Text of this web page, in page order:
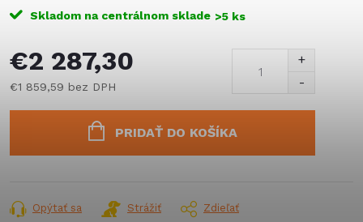
Skladom na centrálnom sklade >5 ks
€2 287,30
€1 859,59 bez DPH
PRIDAŤ DO KOŠÍKA
Opýtať sa Strážiť Zdieľať